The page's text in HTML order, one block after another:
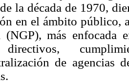
la década de 1970,
en el ámbito público,
(NGP), más enfocada
de agencias